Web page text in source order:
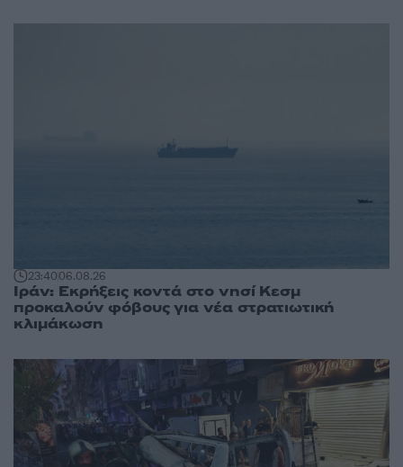
23:4006.08.26
Ιράν: Εκρήξεις κοντά στο νησί Κεσμ
προκαλούν φόβους για νέα στρατιωτική
κλιμάκωση